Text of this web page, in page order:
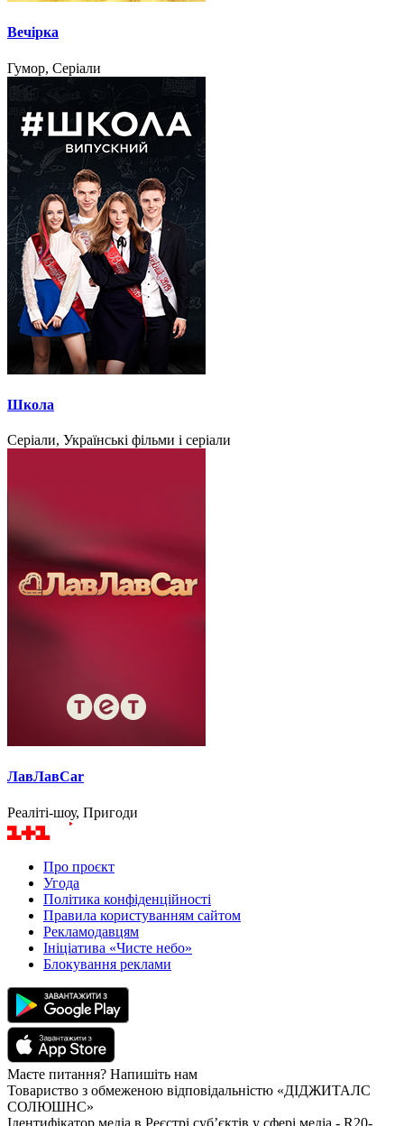
Вечірка
Гумор, Серіали
Школа
Серіали, Українські фільми і серіали
ЛавЛавCar
Реаліті-шоу, Пригоди
Про проєкт
Угода
Політика конфіденційності
Правила користуванням сайтом
Рекламодавцям
Ініціатива «Чисте небо»
Блокування реклами
Маєте питання? Напишіть нам
Товариство з обмеженою відповідальністю «ДІДЖИТАЛС
СОЛЮШНС»
Ідентифікатор медіа в Реєстрі суб’єктів у сфері медіа - R20-